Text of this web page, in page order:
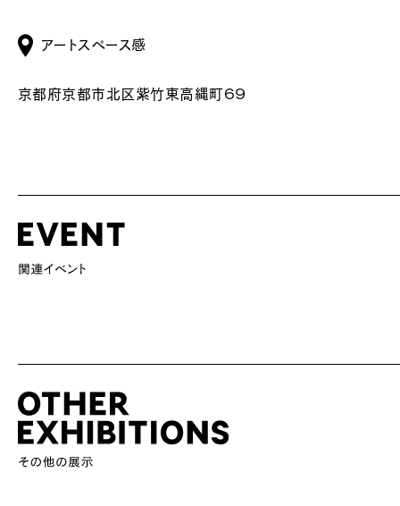
アートスペース感
京都府京都市北区紫竹東高縄町６９